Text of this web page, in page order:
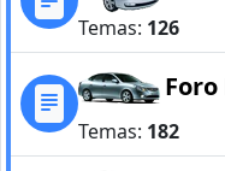
Temas: 126
Temas: 182